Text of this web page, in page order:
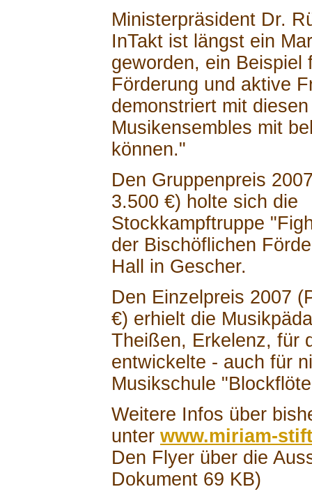
Ministerpräsident Dr.
InTakt ist längst ein
geworden, ein Beispiel
Förderung und aktive
demonstriert mit
Musikensembles mit
können."
Den Gruppenpreis
3.500 €) holte sich die
Stockkampftruppe
der Bischöflichen
Hall in Gescher.
Den Einzelpreis 2007
€) erhielt die
Theißen, Erkelenz, für
entwickelte - auch für
Musikschule
Weitere Infos über
unter www.miriam-
Den Flyer über die
Dokument 69 KB)